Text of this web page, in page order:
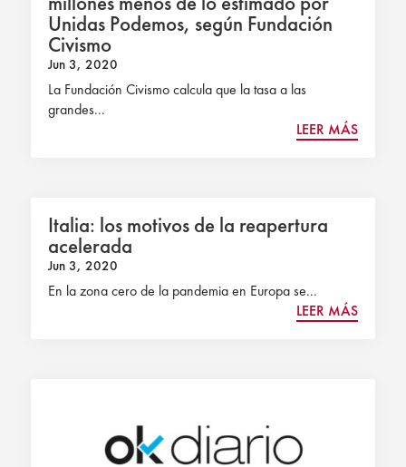
Unidas Podemos, según Fundación
Civismo
Jun 3, 2020
La Fundación Civismo calcula que la tasa a las
grandes...
LEER MÁS
Italia: los motivos de la reapertura
acelerada
Jun 3, 2020
En la zona cero de la pandemia en Europa se...
LEER MÁS